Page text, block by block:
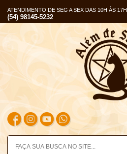
ATENDIMENTO DE SEG A SEX DAS 10H ÀS 17H
(54) 98145-5232